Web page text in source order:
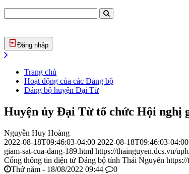
Đăng nhập
Trang chủ
Hoạt động của các Đảng bộ
Đảng bộ huyện Đại Từ
Huyện ủy Đại Từ tổ chức Hội nghị
Nguyễn Huy Hoàng
2022-08-18T09:46:03-04:00 2022-08-18T09:46:03-04:00
giam-sat-cua-dang-189.html https://thainguyen.dcs.vn/
Cổng thông tin điện tử Đảng bộ tỉnh Thái Nguyên
Thứ năm - 18/08/2022 09:44
0